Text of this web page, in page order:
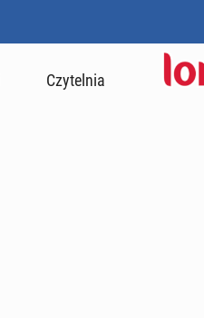
Czytelnia